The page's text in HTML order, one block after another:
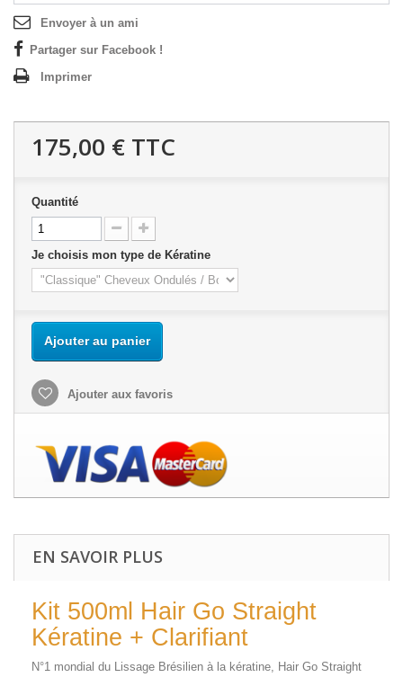
Ajouter
Envoyer à un ami
Partager sur Facebook !
Imprimer
175,00 € TTC
Quantité
Je choisis mon type de Kératine
Ajouter au panier
Ajouter aux favoris
EN SAVOIR PLUS
Kit 500ml Hair Go Straight
Kératine + Clarifiant
N°1 mondial du Lissage Brésilien à la kératine, Hair Go Straight